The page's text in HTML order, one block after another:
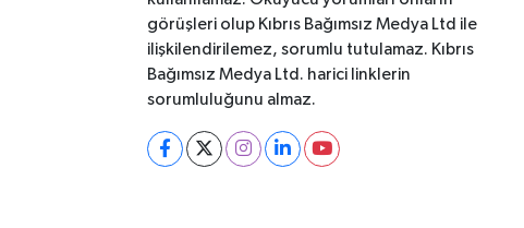
görüşleri olup Kıbrıs Bağımsız Medya Ltd ile
ilişkilendirilemez, sorumlu tutulamaz. Kıbrıs
Bağımsız Medya Ltd. harici linklerin
sorumluluğunu almaz.